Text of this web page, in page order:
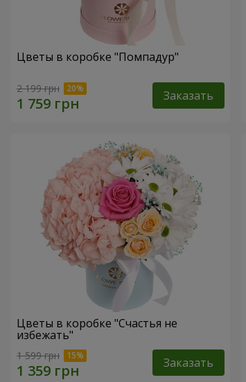
Цветы в коробке "Помпадур"
2 199 грн Заказать
Цветы в коробке "Счастья не
избежать"
1 599 грн Заказать